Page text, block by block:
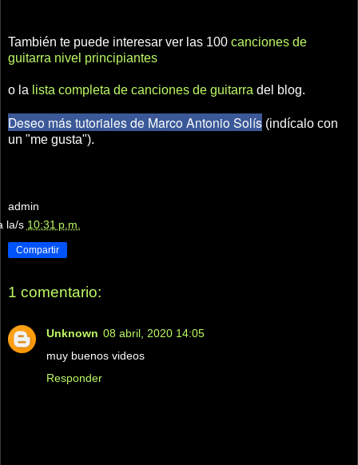
También te puede interesar ver las 100 canciones de
guitarra nivel principiantes
o la lista completa de canciones de guitarra del blog.
Deseo más tutoriales de Marco Antonio Solís (indícalo con
un "me gusta").
admin
la/s 10:31 p.m.
Compartir
1 comentario:
Unknown 08 abril, 2020 14:05
muy buenos videos
Responder